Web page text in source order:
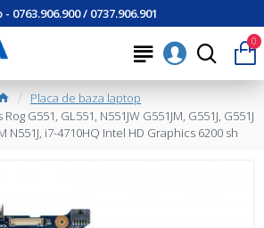
- 0763.906.900 / 0737.906.901
0
Placa de baza laptop
G551, GL551, N551JW G551JM, G551J, G551J
N551J, i7-4710HQ Intel HD Graphics 6200 sh